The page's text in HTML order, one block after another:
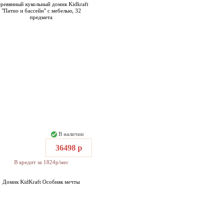
кукольный домик Kidkraft
"Патио и бассейн" с мебелью, 32
предмета
В наличии
36498 р
В кредит за 1824р/мес
Домик KidKraft Особняк мечты